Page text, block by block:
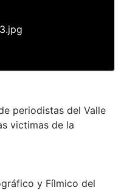
periodistas del Valle
victimas de la
y Fílmico del